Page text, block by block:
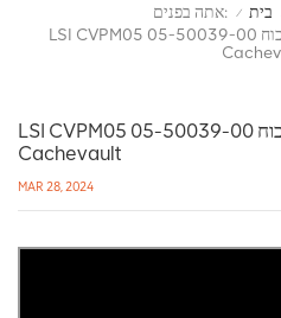
אתה בפנים: / בית
LSI CVPM05 05-50039-00 ערכת סוללות פשיטה של מודול כוח
LSI CVPM05 05-50039-00 ערכת סוללות פשיטה של מודול כוח
Cachevault
MAR 28, 2024